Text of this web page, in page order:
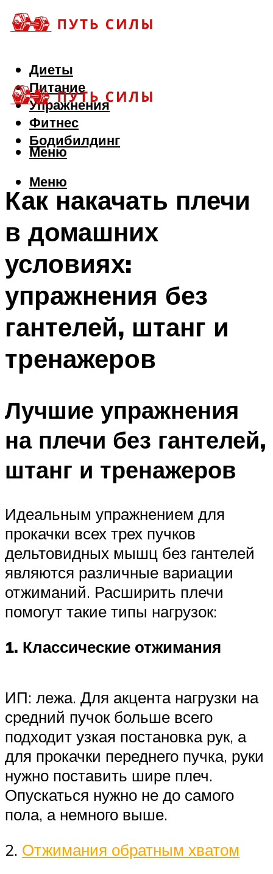
Диеты
Питание
Упражнения
Фитнес
Бодибилдинг
Меню
Меню
Как накачать плечи
в домашних
условиях:
упражнения без
гантелей, штанг и
тренажеров
Лучшие упражнения
на плечи без гантелей,
штанг и тренажеров
Идеальным упражнением для
прокачки всех трех пучков
дельтовидных мышц без гантелей
являются различные вариации
отжиманий. Расширить плечи
помогут такие типы нагрузок:
1. Классические отжимания
ИП: лежа. Для акцента нагрузки на
средний пучок больше всего
подходит узкая постановка рук, а
для прокачки переднего пучка, руки
нужно поставить шире плеч.
Опускаться нужно не до самого
пола, а немного выше.
2. Отжимания обратным хватом